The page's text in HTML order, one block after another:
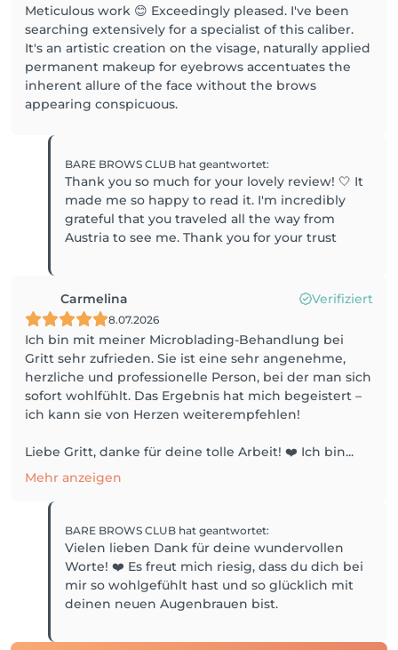
Meticulous work 😊 Exceedingly pleased. I've been
searching extensively for a specialist of this caliber.
It's an artistic creation on the visage, naturally applied
permanent makeup for eyebrows accentuates the
inherent allure of the face without the brows
appearing conspicuous.
BARE BROWS CLUB hat geantwortet:
Thank you so much for your lovely review! 🤍 It
made me so happy to read it. I'm incredibly
grateful that you traveled all the way from
Austria to see me. Thank you for your trust
Carmelina Verifiziert
8.07.2026
Ich bin mit meiner Microblading-Behandlung bei
Gritt sehr zufrieden. Sie ist eine sehr angenehme,
herzliche und professionelle Person, bei der man sich
sofort wohlfühlt. Das Ergebnis hat mich begeistert –
ich kann sie von Herzen weiterempfehlen!
Liebe Gritt, danke für deine tolle Arbeit! ❤️ Ich bin...
Mehr anzeigen
BARE BROWS CLUB hat geantwortet:
Vielen lieben Dank für deine wundervollen
Worte! ❤️ Es freut mich riesig, dass du dich bei
mir so wohlgefühlt hast und so glücklich mit
deinen neuen Augenbrauen bist.